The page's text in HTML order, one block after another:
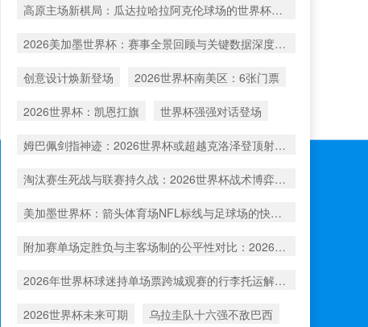
高原主场新棋局：瓜达拉哈拉阿克伦球场的世界杯战术重塑
2026美加墨世界杯：赛事全景回顾与关键数据深度洞察
创意设计焕新登场 2026世界杯南美区：6张门票
2026世界杯：凯恩扛旗 世界杯强强对话登场
姆巴佩剑指神迹：2026世界杯或超越克洛泽登顶射手王
淘汰赛生死战与联赛持久战：2026世界杯战术博弈解析
美加墨世界杯：箭头体育场NFL标线与足球场的快速切换工艺深度解析
附加赛单场定胜负与主客场制的公平性对比：2026年世界杯前瞻
2026年世界杯球迷持单场票跨城观赛的行李托运解决方案
2026世界杯未来可期 乌拉圭队十六强不敌巴西